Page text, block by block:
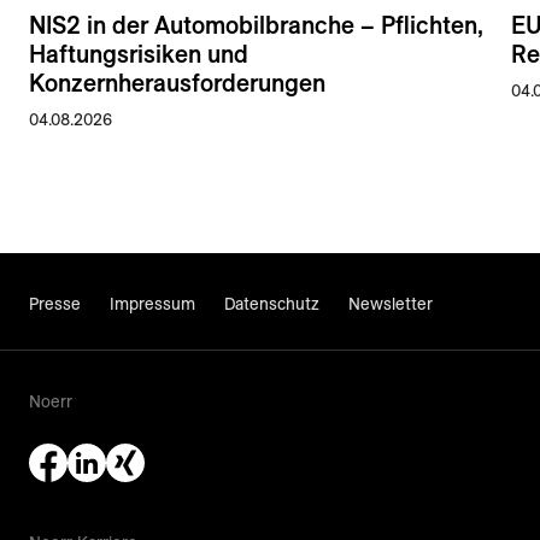
NIS2 in der Automobilbranche – Pflichten,
Haftungsrisiken und
Konzernherausforderungen
04.08.2026
Presse Impressum Datenschutz Newsletter
Noerr